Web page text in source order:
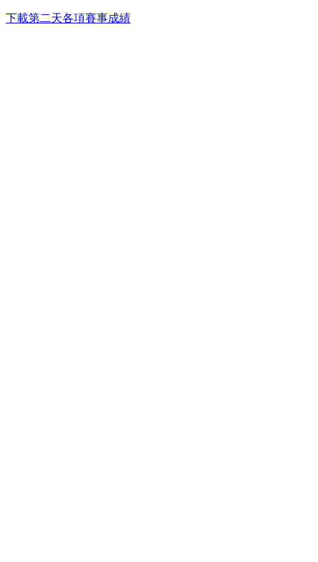
下載第二天各項賽事成績